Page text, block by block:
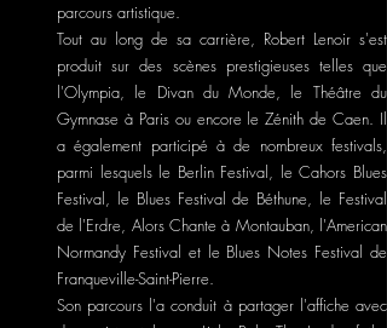
parcours artistique.
Tout au long de sa carrière, Robert Lenoir s'est
produit sur des scènes prestigieuses telles que
l'Olympia, le Divan du Monde, le Théâtre du
Gymnase à Paris ou encore le Zénith de Caen. Il
a également participé à de nombreux festivals,
parmi lesquels le Berlin Festival, le Cahors Blues
Festival, le Blues Festival de Béthune, le Festival
de l'Erdre, Alors Chante à Montauban, l'American
Normandy Festival et le Blues Notes Festival de
Franqueville-Saint-Pierre.
Son parcours l'a conduit à partager l'affiche avec